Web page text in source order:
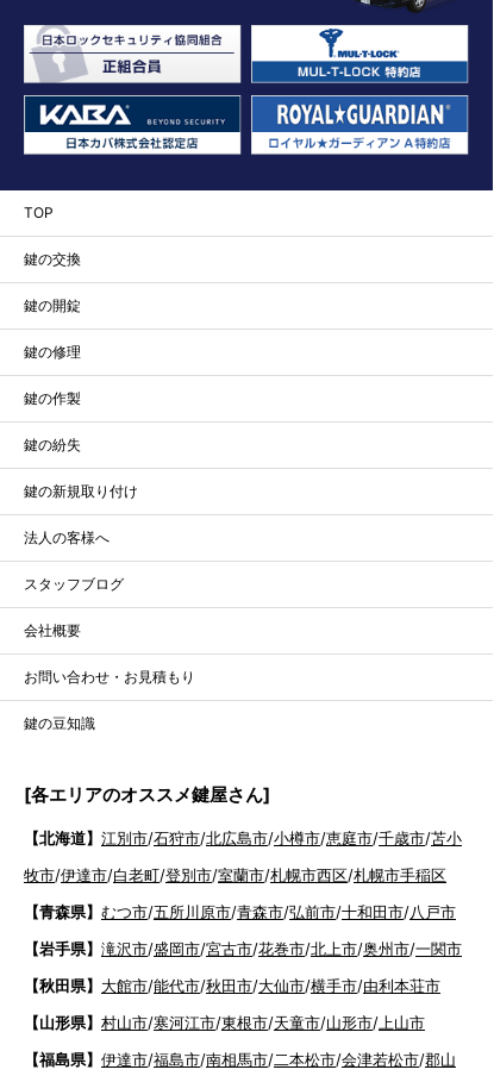
TOP
鍵の交換
鍵の開錠
鍵の修理
鍵の作製
鍵の紛失
鍵の新規取り付け
法人の客様へ
スタッフブログ
会社概要
お問い合わせ・お見積もり
鍵の豆知識
[各エリアのオススメ鍵屋さん]
【北海道】 江別市/石狩市/北広島市/小樽市/恵庭市/千歳市/苫小
牧市/伊達市/白老町/登別市/室蘭市/札幌市西区/札幌市手稲区
【青森県】 むつ市/五所川原市/青森市/弘前市/十和田市/八戸市
【岩手県】 滝沢市/盛岡市/宮古市/花巻市/北上市/奥州市/一関市
【秋田県】 大館市/能代市/秋田市/大仙市/横手市/由利本荘市
【山形県】 村山市/寒河江市/東根市/天童市/山形市/ 上山市
【福島県】 伊達市/福島市/南相馬市/二本松市/会津若松市/郡山